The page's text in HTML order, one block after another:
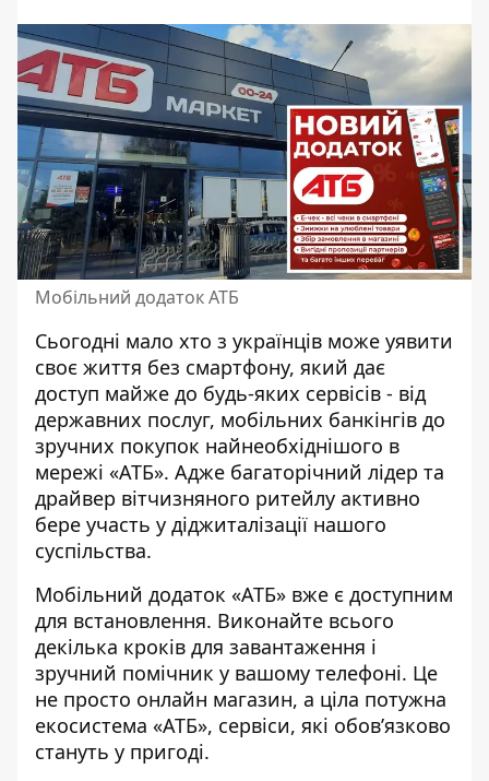
Мобільний додаток АТБ
Сьогодні мало хто з українців може уявити
своє життя без смартфону, який дає
доступ майже до будь-яких сервісів - від
державних послуг, мобільних банкінгів до
зручних покупок найнеобхіднішого в
мережі «АТБ». Адже багаторічний лідер та
драйвер вітчизняного ритейлу активно
бере участь у діджиталізації нашого
суспільства.
Мобільний додаток «АТБ» вже є доступним
для встановлення. Виконайте всього
декілька кроків для завантаження і
зручний помічник у вашому телефоні. Це
не просто онлайн магазин, а ціла потужна
екосистема «АТБ», сервіси, які обов’язково
стануть у пригоді.